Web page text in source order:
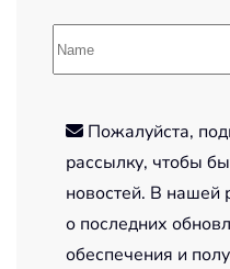
Пожалуйста,
рассылку, чтобы
новостей. В нашей
о последних
обеспечения и